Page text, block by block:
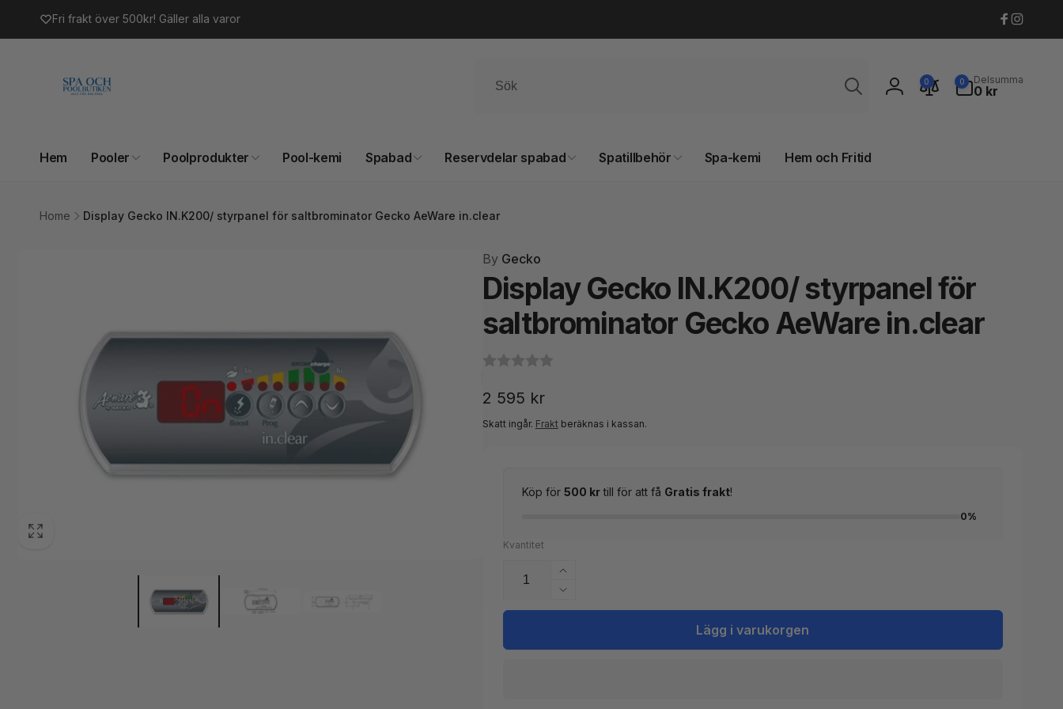
innehåll
Fri frakt över 500kr! Gäller alla varor
Facebook
Logga
0 0
artiklar
Delsumma
0 kr
Hem Pooler Poolprodukter Pool-kemi Spabad Reservdelar spabad Spatillbehör Spa-kemi Hem och Fritid
Home Display Gecko IN.K200/ styrpanel för saltbrominator Gecko AeWare in.clear
ByGecko
Display Gecko IN.K200/ styrpanel för
saltbrominator Gecko AeWare in.clear
Ordinarie
pris
2 595 kr
Skatt ingår. Fraktberäknas i kassan.
Köp för 500 krtill för att få Gratis frakt!
0%
Kvantitet
Öka
kvantitet
för
Minska
kvantitet
Display
Lägg i varukorgen